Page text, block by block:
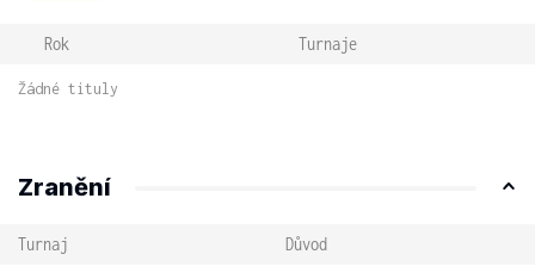
Rok Turnaje
Žádné tituly
Zranění
Turnaj Důvod